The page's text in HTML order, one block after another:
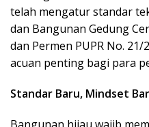
telah mengatur standar
dan Bangunan Gedung
dan Permen PUPR No.
acuan penting bagi para
Standar Baru, Mindset